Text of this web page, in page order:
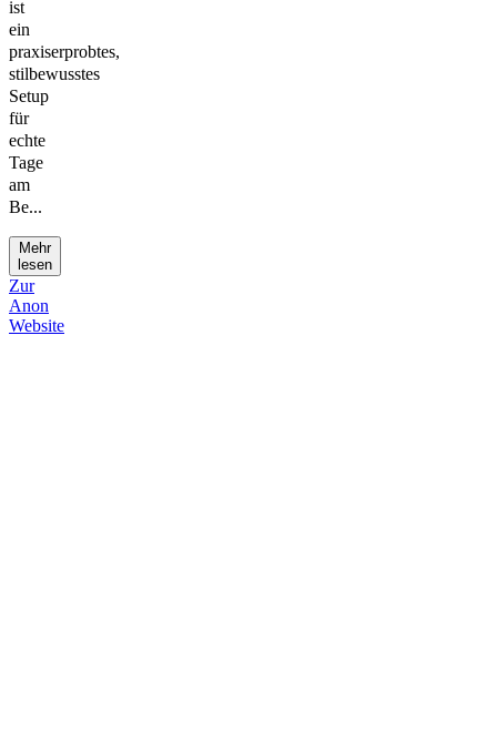
ist
ein
praxiserprobtes,
stilbewusstes
Setup
für
echte
Tage
am
Be...
Mehr
lesen
Zur
Anon
Website